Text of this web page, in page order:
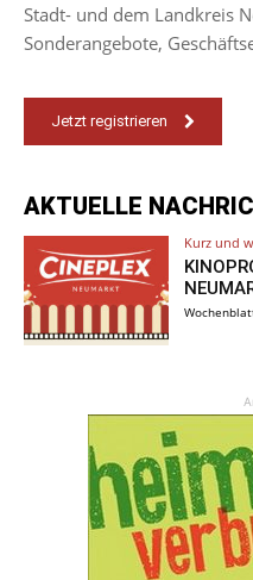
Stadt- und dem Landkreis
Sonderangebote,
Jetzt registrieren
AKTUELLE
Kurz und